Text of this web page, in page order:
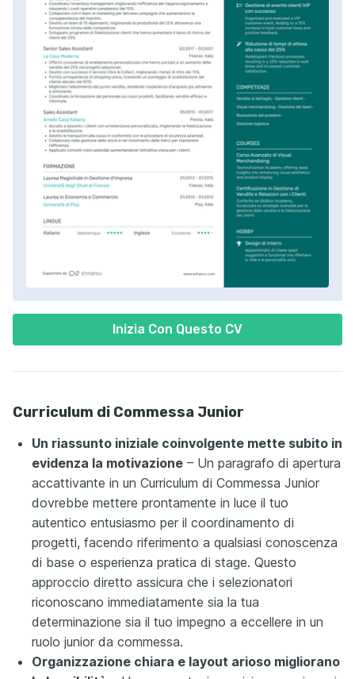
Inizia Con Questo CV
Curriculum di Commessa Junior
Un riassunto iniziale coinvolgente mette subito in
evidenza la motivazione – Un paragrafo di apertura
accattivante in un Curriculum di Commessa Junior
dovrebbe mettere prontamente in luce il tuo
autentico entusiasmo per il coordinamento di
progetti, facendo riferimento a qualsiasi conoscenza
di base o esperienza pratica di stage. Questo
approccio diretto assicura che i selezionatori
riconoscano immediatamente sia la tua
determinazione sia il tuo impegno a eccellere in un
ruolo junior da commessa.
Organizzazione chiara e layout arioso migliorano